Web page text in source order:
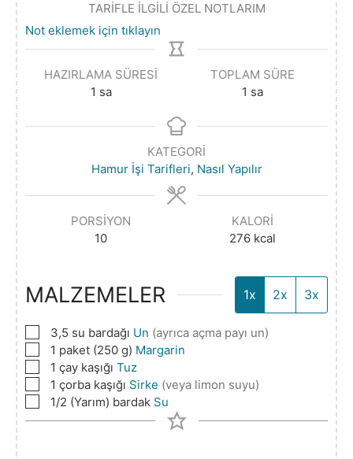
TARİFLE İLGİLİ ÖZEL NOTLARIM
Not eklemek için tıklayın
HAZIRLAMA SÜRESI
1 sa
TOPLAM SÜRE
1 sa
KATEGORI
Hamur İşi Tarifleri, Nasıl Yapılır
PORSIYON
10
KALORI
276 kcal
MALZEMELER 1x 2x 3x
▢
3,5 su bardağı Un (ayrıca açma payı un)
▢1 paket (250 g) Margarin
▢1 çay kaşığı Tuz
▢1 çorba kaşığı Sirke (veya limon suyu)
▢1/2 (Yarım) bardak Su